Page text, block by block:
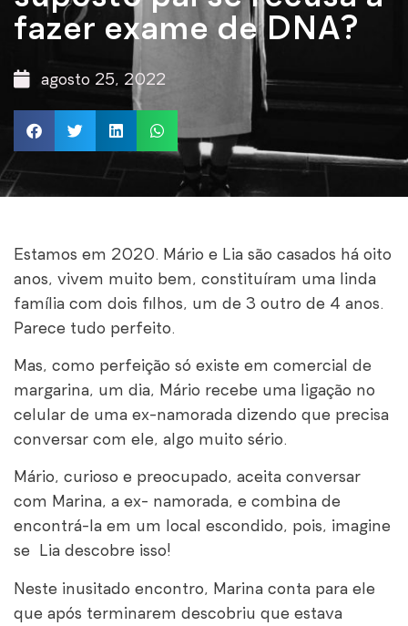
fazer exame de DNA?
agosto 25, 2022
Estamos em 2020. Mário e Lia são casados há oito
anos, vivem muito bem, constituíram uma linda
família com dois filhos, um de 3 outro de 4 anos.
Parece tudo perfeito.
Mas, como perfeição só existe em comercial de
margarina, um dia, Mário recebe uma ligação no
celular de uma ex-namorada dizendo que precisa
conversar com ele, algo muito sério.
Mário, curioso e preocupado, aceita conversar
com Marina, a ex- namorada, e combina de
encontrá-la em um local escondido, pois, imagine
se Lia descobre isso!
Neste inusitado encontro, Marina conta para ele
que após terminarem descobriu que estava